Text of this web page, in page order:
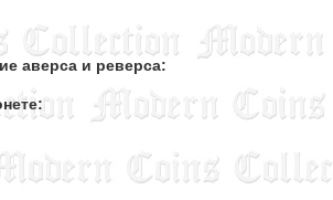
аверса и реверса: